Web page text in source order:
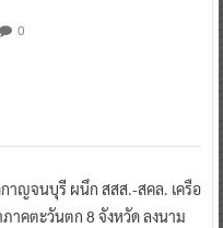
0
าญจนบุรี ผนึก สสส.-สคล. เครือ
ภาคตะวันตก 8 จังหวัด ลงนาม